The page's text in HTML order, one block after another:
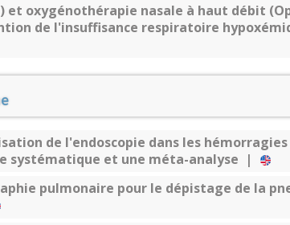
et oxygénothérapie nasale à haut débit
de l'insuffisance respiratoire
de l'endoscopie dans les
systématique et une méta-analyse |
pulmonaire pour le dépistage de la